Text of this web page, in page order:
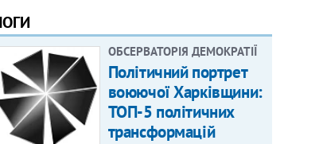
ОБСЕРВАТОРІЯ ДЕМОКРАТІЇ
Політичний портрет
воюючої Харківщини:
ТОП-5 політичних
трансформацій